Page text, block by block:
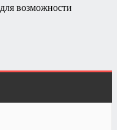
для возможности